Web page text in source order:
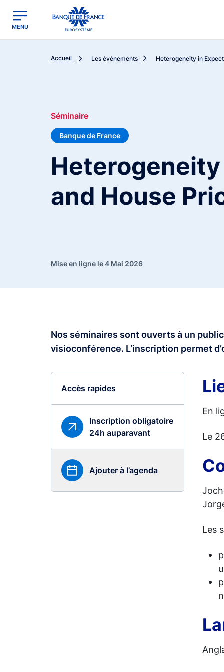
Banque de France - Menu Principal
MENU
Accueil Les événements Heterogeneity in
Séminaire
Banque de France
and House
Mise en ligne le 4 Mai 2026
Nos séminaires sont ouverts à un
visioconférence. L’inscription permet
Accès rapides
Inscription obligatoire
24h auparavant
Ajouter à l’agenda
En
Le
Les